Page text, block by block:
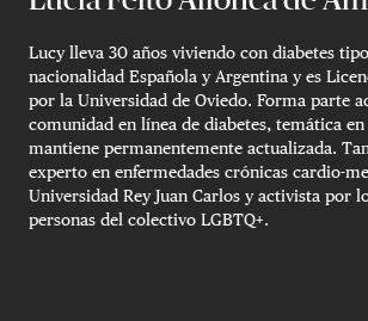
Lucy lleva 30 años viviendo con diabetes
nacionalidad Española y Argentina y es
por la Universidad de Oviedo. Forma parte
comunidad en línea de diabetes, temática en
mantiene permanentemente actualizada.
experto en enfermedades crónicas cardio-
Universidad Rey Juan Carlos y activista por
personas del colectivo LGBTQ+.